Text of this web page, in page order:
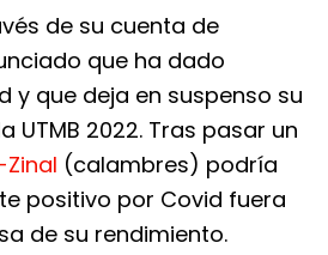
de su cuenta de
que ha dado
y que deja en suspenso su
UTMB 2022. Tras pasar un
Zinal (calambres) podría
positivo por Covid fuera
de su rendimiento.